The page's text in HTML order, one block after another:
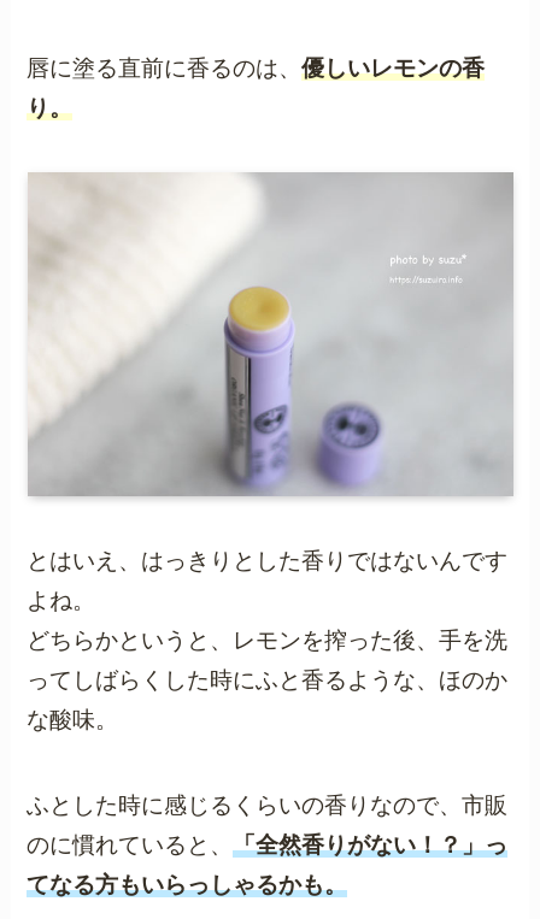
唇に塗る直前に香るのは、優しいレモンの香
り。
とはいえ、はっきりとした香りではないんです
よね。
どちらかというと、レモンを搾った後、手を洗
ってしばらくした時にふと香るような、ほのか
な酸味。
ふとした時に感じるくらいの香りなので、市販
のに慣れていると、「全然香りがない！？」っ
てなる方もいらっしゃるかも。